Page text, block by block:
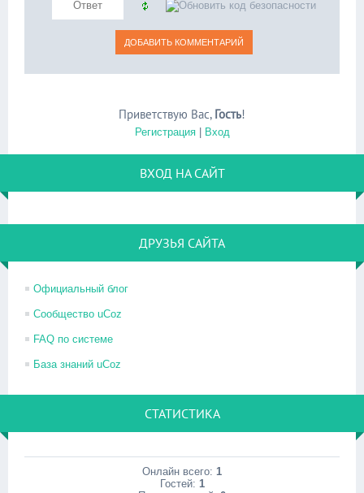
Приветствую Вас, Гость!
Регистрация| Вход
ВХОД НА САЙТ
ДРУЗЬЯ САЙТА
Официальный блог
Сообщество uCoz
FAQ по системе
База знаний uCoz
СТАТИСТИКА
Онлайн всего: 1
Гостей: 1